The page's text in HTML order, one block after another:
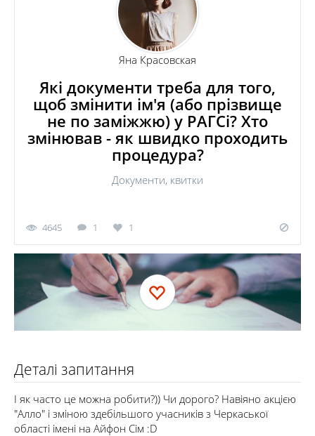
Яна Красовская
Які документи треба для того,
щоб змінити ім'я (або прізвище
не по заміжжю) у РАГСі? Хто
змінював - як швидко проходить
процедура?
Документи, квитки
4645 1 1
Деталі запитання
І як часто це можна робити?)) Чи дорого? Навіяно акцією
"Алло" і зміною здебільшого учасників з Черкаської
області імені на Айфон Сім :D